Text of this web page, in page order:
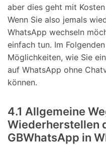
aber dies geht mit
Wenn Sie also jemals
WhatsApp wechseln
einfach tun. Im
Möglichkeiten, wie Sie
auf WhatsApp ohne
können.
4.1 Allgemeine
Wiederherstellen
GBWhatsApp in